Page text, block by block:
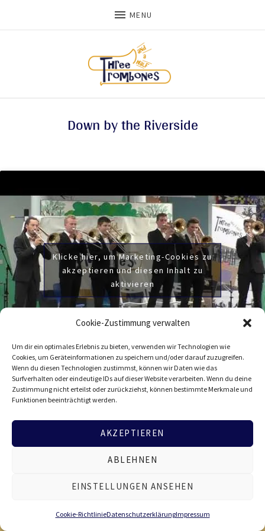
Cookie-Zustimmung verwalten
Um dir ein optimales Erlebnis zu bieten, verwenden wir Technologien wie
Cookies, um Geräteinformationen zu speichern und/oder darauf zuzugreifen.
Wenn du diesen Technologien zustimmst, können wir Daten wie das
Surfverhalten oder eindeutige IDs auf dieser Website verarbeiten. Wenn du deine
Zustimmung nicht erteilst oder zurückziehst, können bestimmte Merkmale und
Funktionen beeinträchtigt werden.
AKZEPTIEREN
ABLEHNEN
EINSTELLUNGEN ANSEHEN
Cookie-RichtlinieDatenschutzerklärungImpressum
MENU
Down by the Riverside
Klicke hier, um Marketing-Cookies zu
akzeptieren und diesen Inhalt zu
aktivieren
Datenschutz
Impressum
Instagram
Facebook
YouTube